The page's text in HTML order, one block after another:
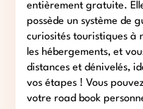
entièrement gratuite.
possède un système de
curiosités touristiques à
les hébergements, et
distances et dénivelés,
vos étapes ! Vous
votre road book